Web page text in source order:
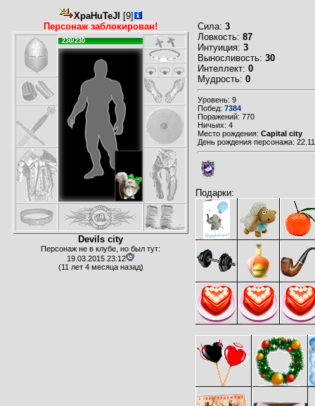
XpaHuTeJI
[9]
Персонаж заблокирован!
230/230
Devils city
Персонаж не в клубе, но был тут:
19.03.2015 23:12
(11 лет 4 месяца назад)
Сила: 3
Ловкость: 87
Интуиция: 3
Выносливость: 30
Интеллект: 0
Мудрость: 0
Уровень: 9
Побед: 7384
Поражений: 770
Ничьих: 4
Место рождения: Capital city
День рождения персонажа:
Подарки: